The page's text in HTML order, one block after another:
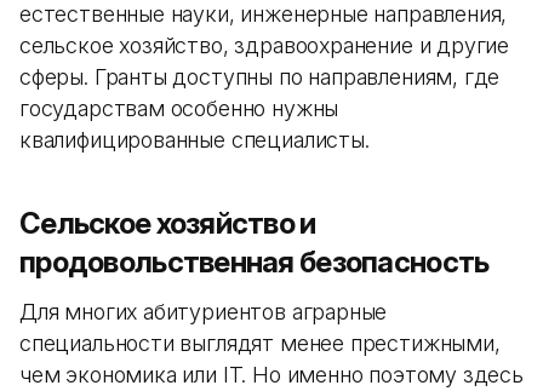
естественные науки, инженерные направления,
сельское хозяйство, здравоохранение и другие
сферы. Гранты доступны по направлениям, где
государствам особенно нужны
квалифицированные специалисты.
Сельское хозяйство и
продовольственная безопасность
Для многих абитуриентов аграрные
специальности выглядят менее престижными,
чем экономика или IT. Но именно поэтому здесь